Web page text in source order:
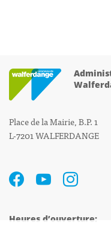
Place de la Mairie, B.P. 1
L-7201 WALFERDANGE
Heures d’ouverture: